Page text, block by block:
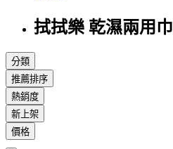
拭拭樂 乾濕兩用巾
分類
推薦排序
熱銷度
新上架
價格